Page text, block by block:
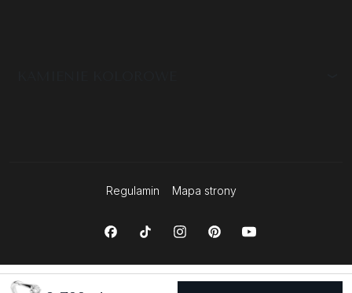
Regulamin Mapa strony